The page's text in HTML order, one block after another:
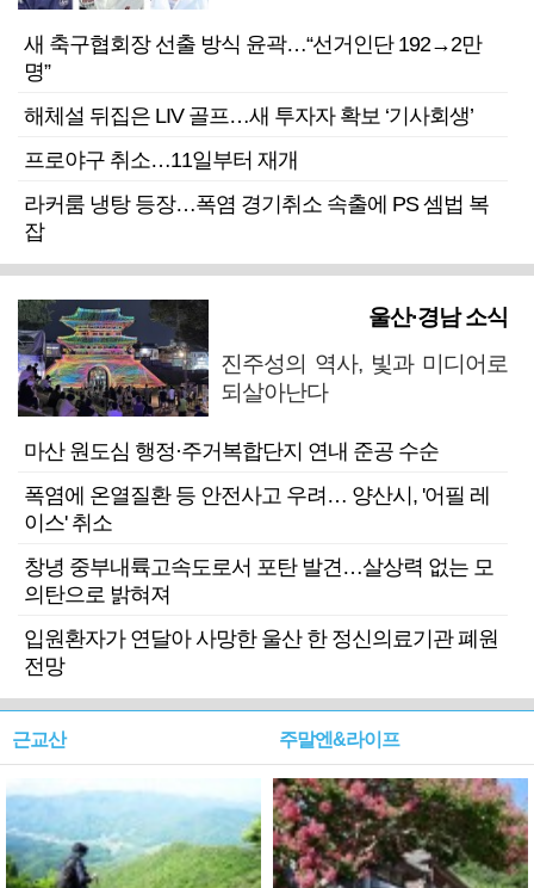
새 축구협회장 선출 방식 윤곽…“선거인단 192→2만
명”
해체설 뒤집은 LIV 골프…새 투자자 확보 ‘기사회생’
프로야구 취소…11일부터 재개
라커룸 냉탕 등장…폭염 경기취소 속출에 PS 셈법 복
잡
울산·경남 소식
진주성의 역사, 빛과 미디어로
되살아난다
마산 원도심 행정·주거복합단지 연내 준공 수순
폭염에 온열질환 등 안전사고 우려… 양산시, '어필 레
이스' 취소
창녕 중부내륙고속도로서 포탄 발견…살상력 없는 모
의탄으로 밝혀져
입원환자가 연달아 사망한 울산 한 정신의료기관 폐원
전망
근교산 주말엔&라이프